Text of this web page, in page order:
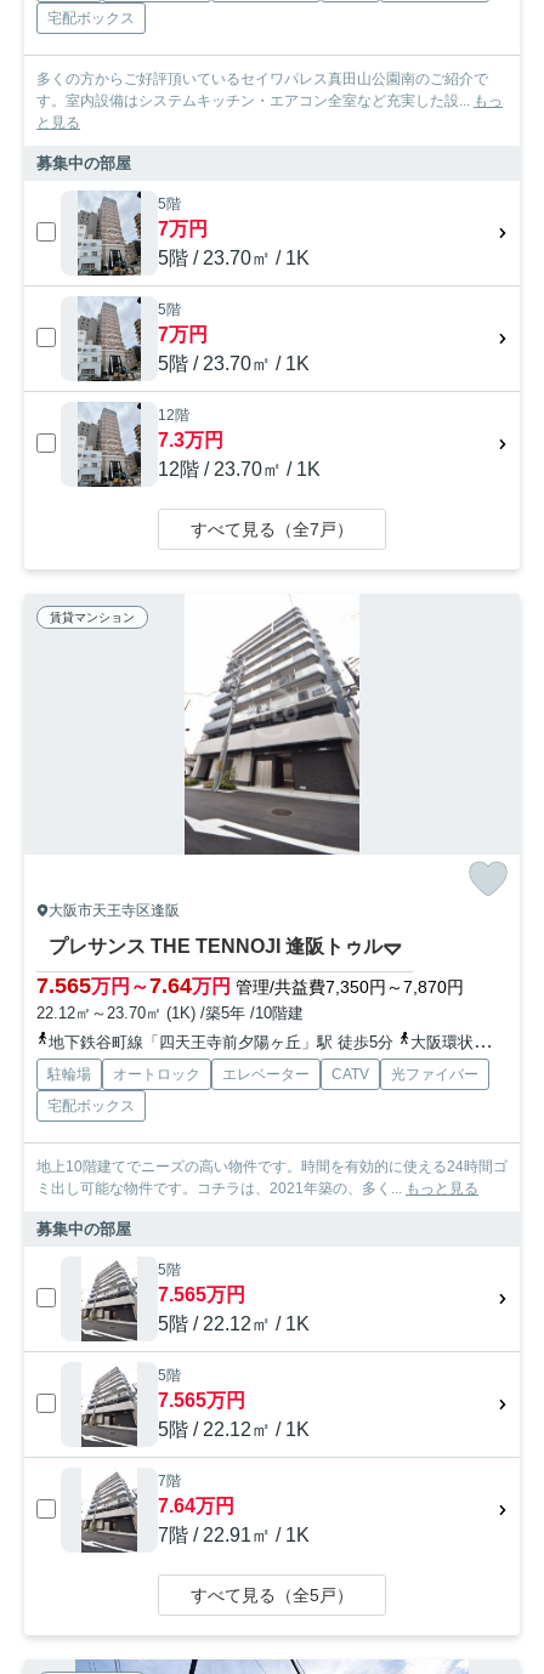
宅配ボックス
多くの方からご好評頂いているセイワパレス真田山公園南のご紹介で
す。室内設備はシステムキッチン・エアコン全室など充実した設...
もっ
と見る
募集中の部屋
5階
7万円
5階 / 23.70㎡ / 1K
5階
7万円
5階 / 23.70㎡ / 1K
12階
7.3万円
12階 / 23.70㎡ / 1K
すべて見る（全7戸）
賃貸マンション
大阪市天王寺区逢阪
プレサンス THE TENNOJI 逢阪トゥルー
7.565万円～7.64万円 管理/共益費7,350円～7,870円
22.12㎡～23.70㎡ (1K) /築5年 /10階建
地下鉄谷町線「四天王寺前夕陽ヶ丘」駅 徒歩5分
大阪環状線「天王寺」駅 徒歩10分
駐輪場 オートロック エレベーター CATV
光ファイバー
宅配ボックス
地上10階建てでニーズの高い物件です。時間を有効的に使える24時間ゴ
ミ出し可能な物件です。コチラは、2021年築の、多く... もっと見る
募集中の部屋
5階
7.565万円
5階 / 22.12㎡ / 1K
5階
7.565万円
5階 / 22.12㎡ / 1K
7階
7.64万円
7階 / 22.91㎡ / 1K
すべて見る（全5戸）